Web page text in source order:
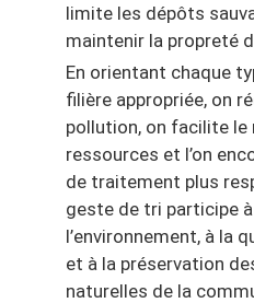
limite les dépôts
maintenir la propreté
En orientant chaque
filière appropriée, on
pollution, on facilite le
ressources et l’on
de traitement plus
geste de tri participe
l’environnement, à la
et à la préservation
naturelles de la